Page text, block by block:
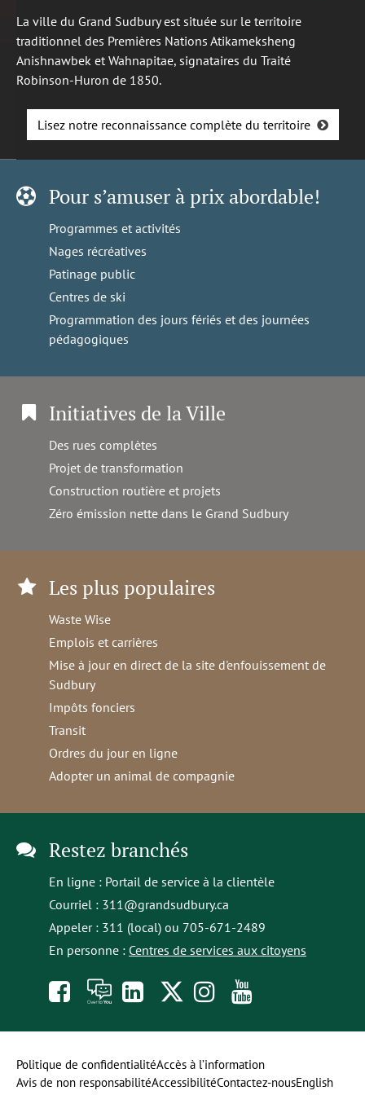
La ville du Grand Sudbury est située sur le territoire
traditionnel des Premières Nations Atikameksheng
Anishnawbek et Wahnapitae, signataires du Traité
Robinson-Huron de 1850.
Lisez notre reconnaissance complète du territoire
Pour s’amuser à prix abordable!
Programmes et activités
Nages récréatives
Patinage public
Centres de ski
Programmation des jours fériés et des journées
pédagogiques
Initiatives de la Ville
Des rues complètes
Projet de transformation
Construction routière et projets
Zéro émission nette dans le Grand Sudbury
Les plus populaires
Waste Wise
Emplois et carrières
Mise à jour en direct de la site d'enfouissement de
Sudbury
Impôts fonciers
Transit
Ordres du jour en ligne
Adopter un animal de compagnie
Restez branchés
En ligne : Portail de service à la clientèle
Courriel : 311@grandsudbury.ca
Appeler : 311 (local) ou 705-671-2489
En personne : Centres de services aux citoyens
Like
us
on
À
toi
la
opens
in
a
Follow
us
on
Follow
us
on
to
our
Politique de confidentialitéAccès à l’information
Avis de non responsabilitéAccessibilitéContactez-nousEnglish